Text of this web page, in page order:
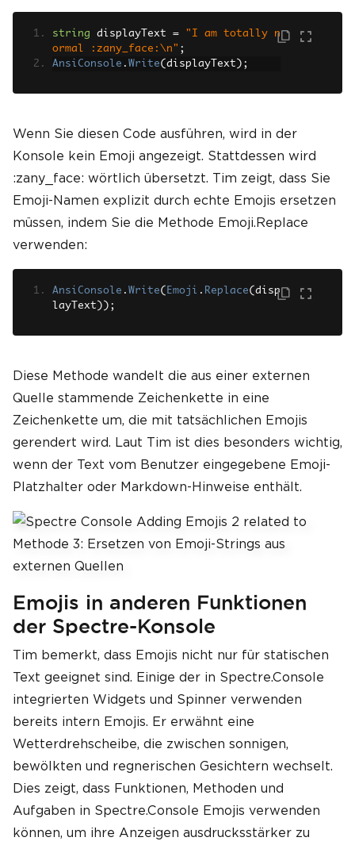
string displayText =
"I am totally n
ormal :zany_face:\n" ;
AnsiConsole . Write( displayText );
Wenn Sie diesen Code ausführen, wird in der
Konsole kein Emoji angezeigt. Stattdessen wird
:zany_face: wörtlich übersetzt. Tim zeigt, dass Sie
Emoji-Namen explizit durch echte Emojis ersetzen
müssen, indem Sie die Methode Emoji.Replace
verwenden:
AnsiConsole . Write( Emoji . Replace( disp
layText ));
Diese Methode wandelt die aus einer externen
Quelle stammende Zeichenkette in eine
Zeichenkette um, die mit tatsächlichen Emojis
gerendert wird. Laut Tim ist dies besonders wichtig,
wenn der Text vom Benutzer eingegebene Emoji-
Platzhalter oder Markdown-Hinweise enthält.
Emojis in anderen Funktionen
der Spectre-Konsole
Tim bemerkt, dass Emojis nicht nur für statischen
Text geeignet sind. Einige der in Spectre.Console
integrierten Widgets und Spinner verwenden
bereits intern Emojis. Er erwähnt eine
Wetterdrehscheibe, die zwischen sonnigen,
bewölkten und regnerischen Gesichtern wechselt.
Dies zeigt, dass Funktionen, Methoden und
Aufgaben in Spectre.Console Emojis verwenden
können, um ihre Anzeigen ausdrucksstärker zu